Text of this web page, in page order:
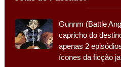
Gunnm (Battle
capricho do
apenas 2
ícones da ficção